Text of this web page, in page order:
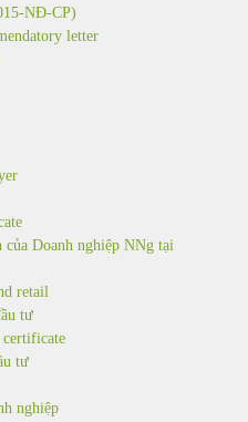
NĐ-CP)
letter
Doanh nghiệp NNg tại
retail
tư
tư
nghiệp